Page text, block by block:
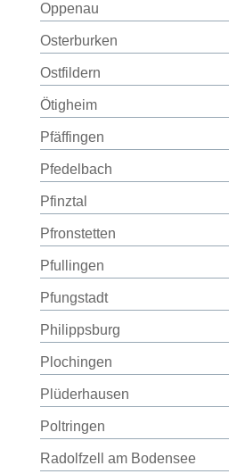
Oppenau
Osterburken
Ostfildern
Ötigheim
Pfäffingen
Pfedelbach
Pfinztal
Pfronstetten
Pfullingen
Pfungstadt
Philippsburg
Plochingen
Plüderhausen
Poltringen
Radolfzell am Bodensee